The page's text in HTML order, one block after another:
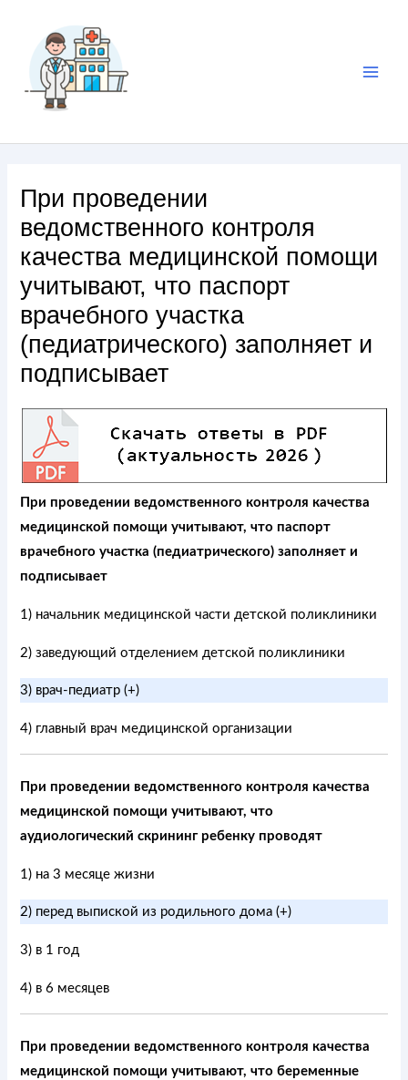
При проведении
ведомственного контроля
качества медицинской помощи
учитывают, что паспорт
врачебного участка
(педиатрического) заполняет и
подписывает
При проведении ведомственного контроля качества
медицинской помощи учитывают, что паспорт
врачебного участка (педиатрического) заполняет и
подписывает
1) начальник медицинской части детской поликлиники
2) заведующий отделением детской поликлиники
3) врач-педиатр (+)
4) главный врач медицинской организации
При проведении ведомственного контроля качества
медицинской помощи учитывают, что
аудиологический скрининг ребенку проводят
1) на 3 месяце жизни
2) перед выпиской из родильного дома (+)
3) в 1 год
4) в 6 месяцев
При проведении ведомственного контроля качества
медицинской помощи учитывают, что беременные